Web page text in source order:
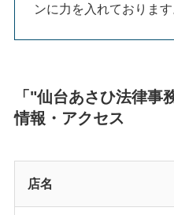
ンに力を入れております
「"仙台あさひ法律
情報・アクセス
店名